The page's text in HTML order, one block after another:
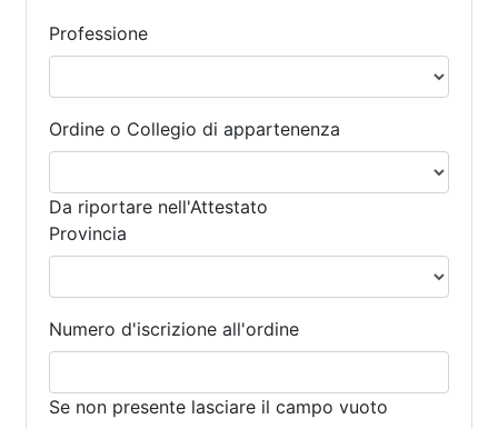
Professione
Ordine o Collegio di appartenenza
Da riportare nell'Attestato
Provincia
Numero d'iscrizione all'ordine
Se non presente lasciare il campo vuoto